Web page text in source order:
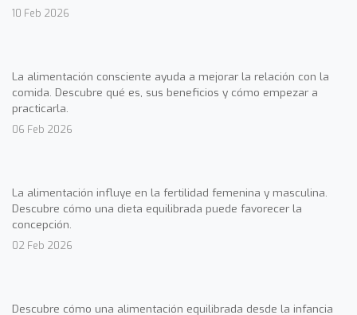
10 Feb 2026
La alimentación consciente ayuda a mejorar la relación con la
comida. Descubre qué es, sus beneficios y cómo empezar a
practicarla.
06 Feb 2026
La alimentación influye en la fertilidad femenina y masculina.
Descubre cómo una dieta equilibrada puede favorecer la
concepción.
02 Feb 2026
Descubre cómo una alimentación equilibrada desde la infancia